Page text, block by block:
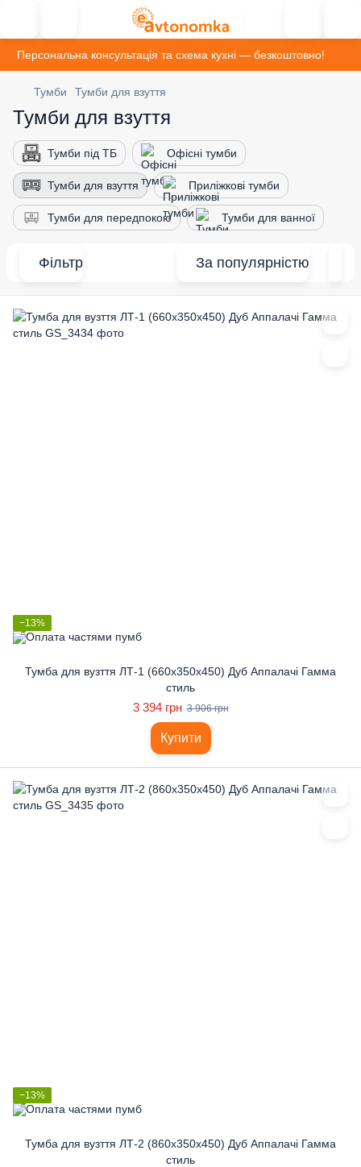
Персональна консультація та схема кухні — безкоштовно!
Тумби Тумби для взуття
Тумби для взуття
Тумби під ТБ Офісні тумби
Тумби для взуття Приліжкові тумби
Тумби для передпокою Тумби для ванної
Фільтр За популярністю
−13%
Тумба для вузття ЛТ-1 (660x350x450) Дуб Аппалачі Гамма
стиль
3 394 грн 3 906 грн
Купити
−13%
Тумба для вузття ЛТ-2 (860x350x450) Дуб Аппалачі Гамма
стиль